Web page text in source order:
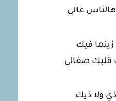
غالي
زينها فيك
قلبك صفالي
ذي ولا ذيك